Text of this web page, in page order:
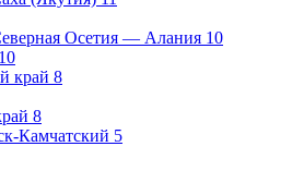
Осетия — Алания 10
10
край 8
8
Камчатский 5